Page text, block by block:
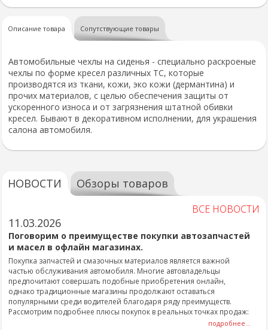
Описание товара Сопутствующие товары
Автомобильные чехлы на сиденья - специально раскроеные
чехлы по форме кресел различных ТС, которые
производятся из ткани, кожи, эко кожи (дермантина) и
прочих материалов, с целью обеспечения защиты от
ускоренного износа и от загрязнения штатной обивки
кресел. Бывают в декоративном исполнении, для украшения
салона автомобиля.
НОВОСТИ Обзоры товаров
ВСЕ НОВОСТИ
11.03.2026
Поговорим о преимуществе покупки автозапчастей
и масел в офлайн магазинах.
Покупка запчастей и смазочных материалов является важной
частью обслуживания автомобиля. Многие автовладельцы
предпочитают совершать подобные приобретения онлайн,
однако традиционные магазины продолжают оставаться
популярными среди водителей благодаря ряду преимуществ.
Рассмотрим подробнее плюсы покупок в реальных точках продаж:
подробнее...